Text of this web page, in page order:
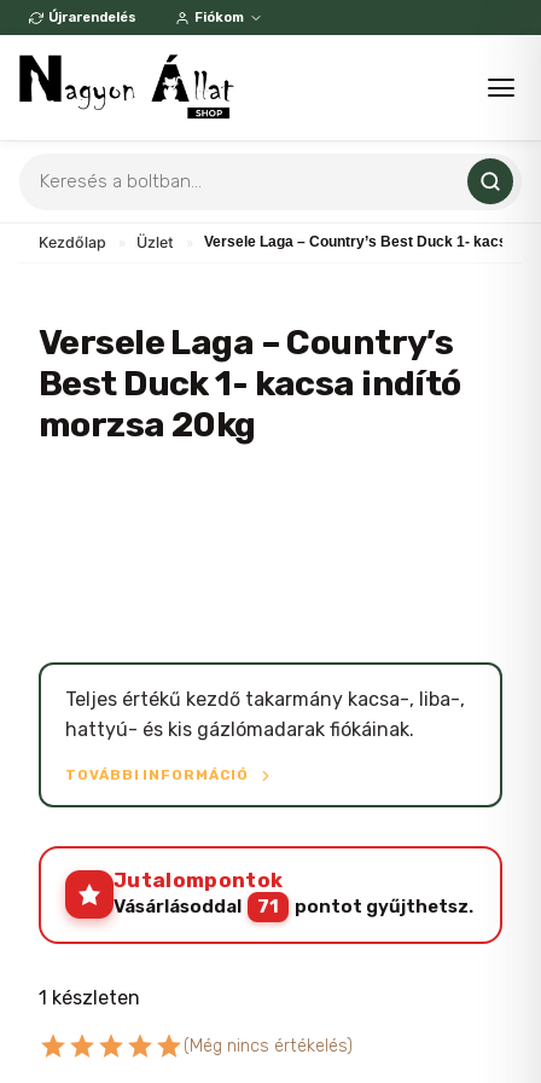
Skip
content
Újrarendelés Fiókom
search
Kezdőlap Üzlet Versele Laga – Country’s Best Duck 1- kacsa
Versele Laga – Country’s
Best Duck 1- kacsa indító
morzsa 20kg
starstarstarstarstar(Még nincs értékelés)
Teljes értékű kezdő takarmány kacsa-, liba-,
hattyú- és kis gázlómadarak fiókáinak.
TOVÁBBI INFORMÁCIÓ
Jutalompontok
Vásárlásoddal 71 pontot gyűjthetsz.
1 készleten